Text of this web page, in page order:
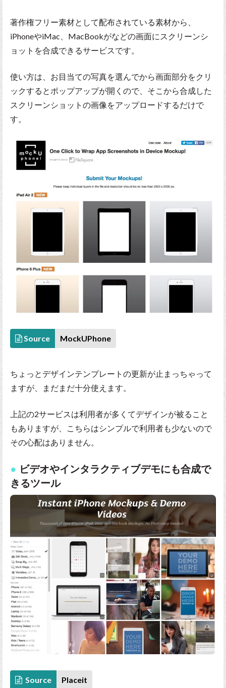
著作権フリー素材として配布されている素材から、
iPhoneやiMac、MacBookがなどの画面にスクリーンシ
ョットを合成できるサービスです。
使い方は、お目当ての写真を選んでから画面部分をクリ
ックするとポップアップが開くので、そこから合成した
スクリーンショットの画像をアップロードするだけで
す。
Source MockUPhone
ちょっとデザインテンプレートの更新が止まっちゃって
ますが、まだまだ十分使えます。
上記の2サービスは利用者が多くてデザインが被ること
もありますが、こちらはシンプルで利用者も少ないので
その心配はありません。
ビデオやインタラクティブデモにも合成で
きるツール
Source Placeit